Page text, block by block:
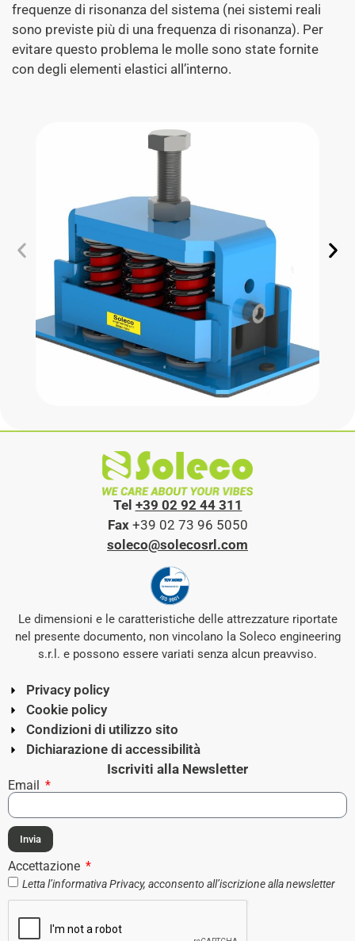
frequenze di risonanza del sistema (nei sistemi reali
sono previste più di una frequenza di risonanza). Per
evitare questo problema le molle sono state fornite
con degli elementi elastici all’interno.
Tel +39 02 92 44 311
Fax+39 02 73 96 5050
soleco@solecosrl.com
Le dimensioni e le caratteristiche delle attrezzature riportate
nel presente documento, non vincolano la Soleco engineering
s.r.l. e possono essere variati senza alcun preavviso.
Privacy policy
Cookie policy
Condizioni di utilizzo sito
Dichiarazione di accessibilità
Iscriviti alla Newsletter
Email
Accettazione
Letta l’informativaPrivacy, acconsento all’iscrizione alla newsletter
Invia